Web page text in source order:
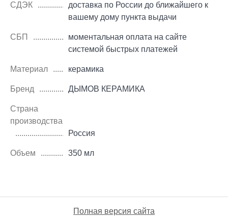
СДЭК
доставка по России до ближайшего к
вашему дому пункта выдачи
СБП
моментальная оплата на сайте
системой быстрых платежей
Материал керамика
Бренд ДЫМОВ КЕРАМИКА
Страна
производства
Россия
Объем 350 мл
Полная версия сайта